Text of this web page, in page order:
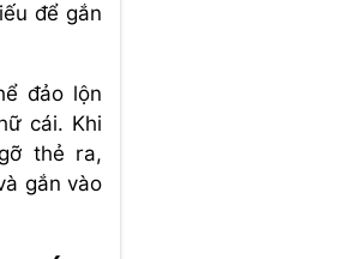
để gắn
đảo lộn
cái. Khi
thẻ ra,
gắn vào